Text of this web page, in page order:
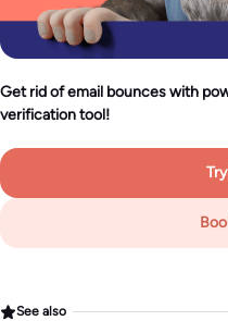
Get rid of email bounces with
verification tool!
See also